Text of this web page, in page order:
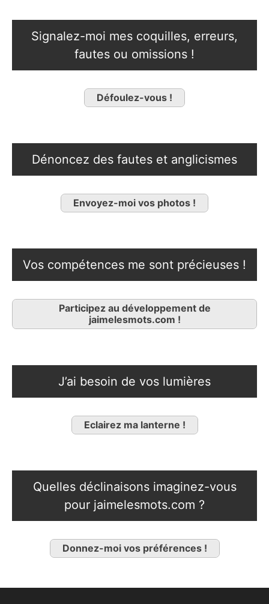
Signalez-moi mes coquilles, erreurs,
fautes ou omissions !
Défoulez-vous !
Dénoncez des fautes et anglicismes
Envoyez-moi vos photos !
Vos compétences me sont précieuses !
Participez au développement de
jaimelesmots.com !
J’ai besoin de vos lumières
Eclairez ma lanterne !
Quelles déclinaisons imaginez-vous
pour jaimelesmots.com ?
Donnez-moi vos préférences !